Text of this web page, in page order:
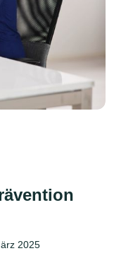
2025